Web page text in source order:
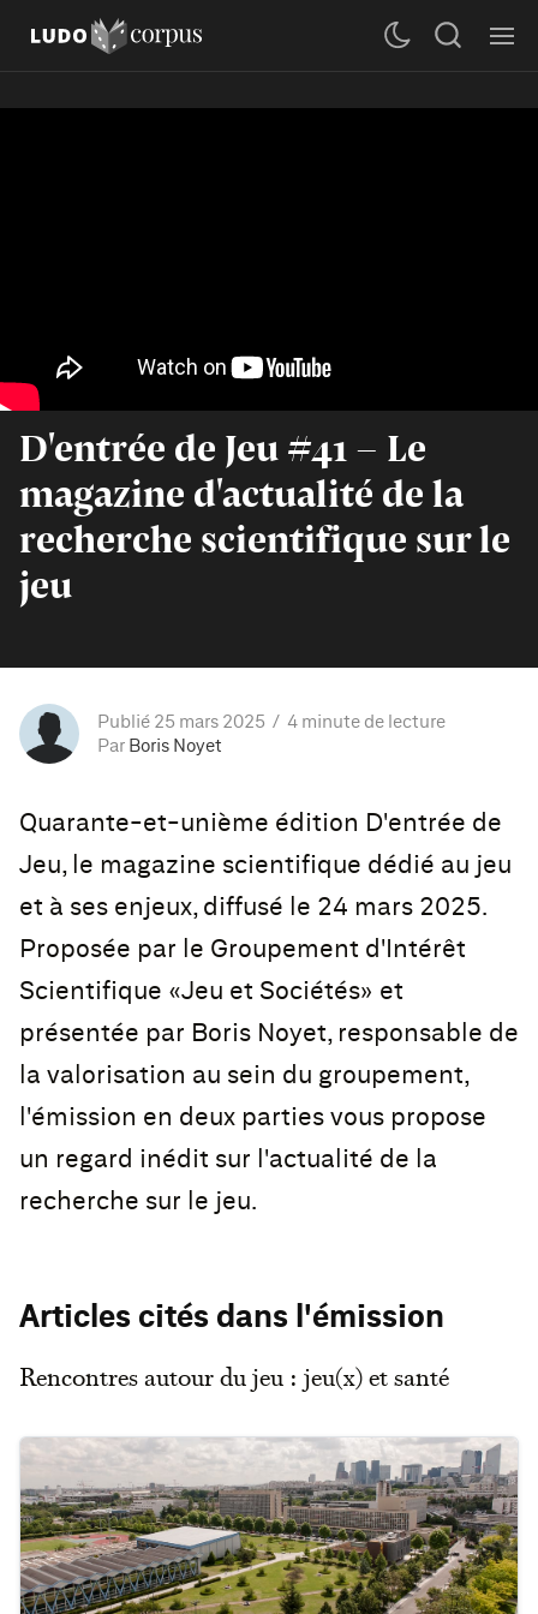
D'entrée de Jeu #41 - Le
magazine d'actualité de la
recherche scientifique sur le
jeu
Publié 25 mars 2025
4 minute de lecture
Par Boris Noyet
Quarante-et-unième édition D'entrée de
Jeu, le magazine scientifique dédié au jeu
et à ses enjeux, diffusé le 24 mars 2025.
Proposée par le Groupement d'Intérêt
Scientifique «Jeu et Sociétés» et
présentée par Boris Noyet, responsable de
la valorisation au sein du groupement,
l'émission en deux parties vous propose
un regard inédit sur l'actualité de la
recherche sur le jeu.
Articles cités dans l'émission
Rencontres autour du jeu : jeu(x) et santé